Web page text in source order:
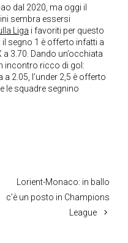
dal 2020, ma oggi il
sembra essersi
Liga i favoriti per questo
segno 1 è offerto infatti a
a 3.70. Dando un’occhiata
incontro ricco di gol:
a 2.05, l’under 2,5 è offerto
le squadre segnino
Lorient-Monaco: in ballo
c’è un posto in Champions
League